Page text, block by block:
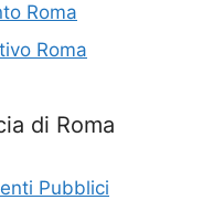
Roma
Roma
di Roma
Pubblici